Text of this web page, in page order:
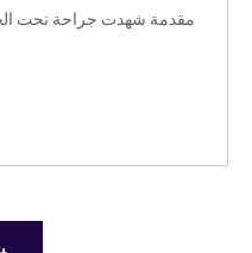
مقدمة شهدت جراحة نحت